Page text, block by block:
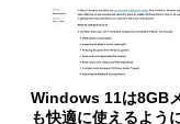
Windows 11は8GB
も快適に使えるよう